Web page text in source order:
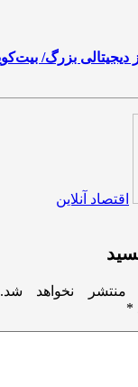
اقتصاد آنلاین
منتشر نخواهد شد.
*